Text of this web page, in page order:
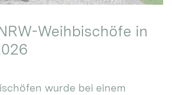
Weihbischöfe in
wurde bei einem